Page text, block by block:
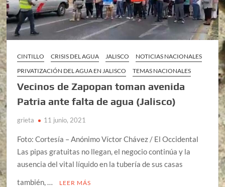
CINTILLO CRISIS DEL AGUA JALISCO
NOTICIAS NACIONALES
PRIVATIZACIÓN DEL AGUA EN JALISCO
TEMAS NACIONALES
Vecinos de Zapopan toman avenida
Patria ante falta de agua (Jalisco)
grieta 11 junio, 2021
Foto: Cortesía – Anónimo Víctor Chávez / El Occidental
Las pipas gratuitas no llegan, el negocio continúa y la
ausencia del vital líquido en la tubería de sus casas
también, …
LEER MÁS